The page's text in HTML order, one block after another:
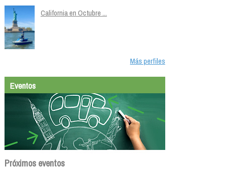
California en Octubre ...
Más perfiles
Eventos
Próximos eventos